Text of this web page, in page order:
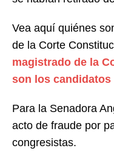
Vea aquí quiénes
de la Corte
magistrado de la
son los candidatos
Para la Senadora
acto de fraude por
congresistas.